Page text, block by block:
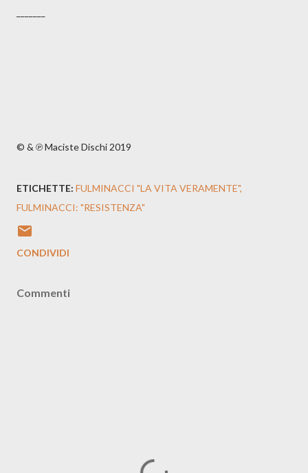
© & ℗ Maciste Dischi 2019
ETICHETTE: FULMINACCI "LA VITA VERAMENTE"
FULMINACCI: "RESISTENZA"
CONDIVIDI
Commenti